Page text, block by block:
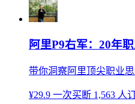
阿里P9右军：20年
带你洞察阿里顶尖职业
¥29.9 一次买断 1,563 人